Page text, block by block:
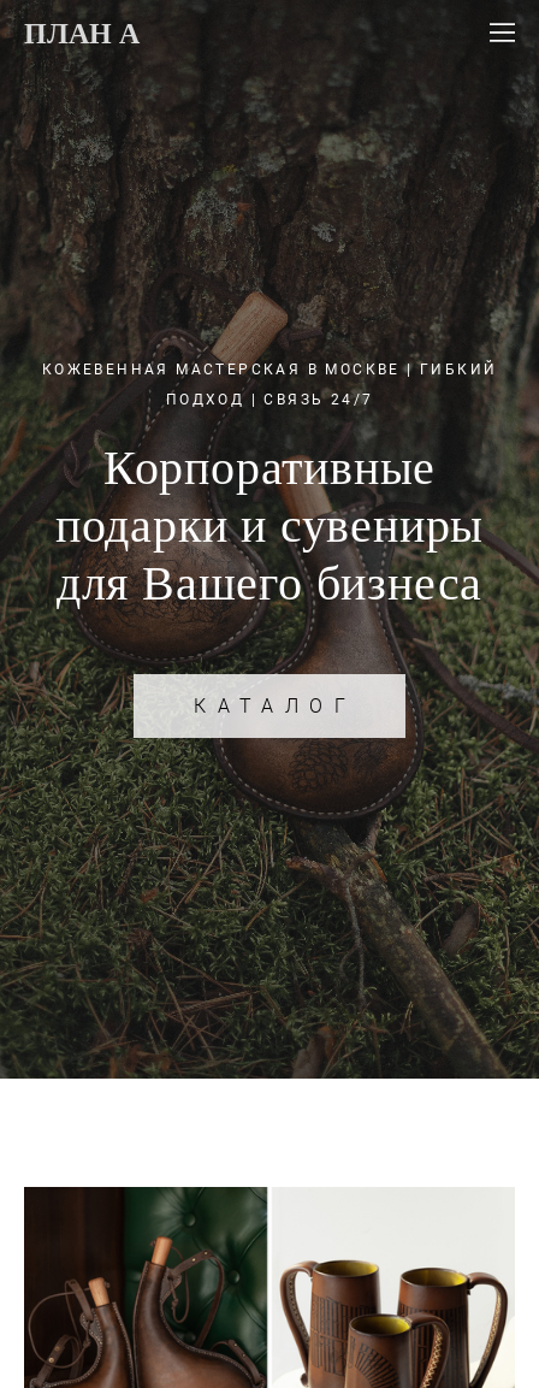
ПЛАН А
КОЖЕВЕННАЯ МАСТЕРСКАЯ В МОСКВЕ | ГИБКИЙ
ПОДХОД | СВЯЗЬ 24/7
Корпоративные
подарки и сувениры
для Вашего бизнеса
КАТАЛОГ